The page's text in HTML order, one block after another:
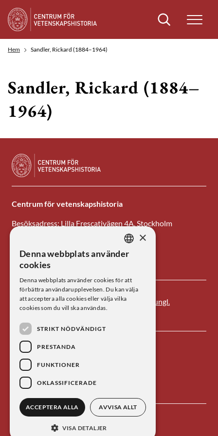
Sök
Hem Sandler, Rickard (1884–1964)
Sandler, Rickard (1884–
1964)
Centrum för vetenskapshistoria
Besöksadress: Lilla Frescativägen 4A, Stockholm
E-post: centrum@kva.se
Kontakta oss
Centrum för vetenskapshistoria är ett av
Kungl.
Vetenskapsakademiens forskningsinstitut.
SWEDISH
×
Denna webbplats använder
cookies
Denna webbplats använder cookies för att
förbättra användarupplevelsen. Du kan välja
att acceptera alla cookies eller välja vilka
cookies som du vill ska användas.
STRIKT NÖDVÄNDIGT
PRESTANDA
FUNKTIONER
OKLASSIFICERADE
ACCEPTERA ALLA AVVISA ALLT
VISA DETALJER